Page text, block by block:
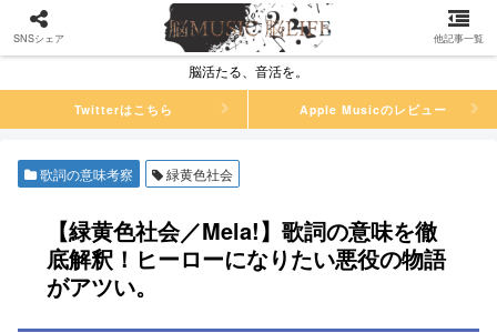
脳活たる、音活を。
Twitterはこちら Apple Musicのレビュー
歌詞の意味考察 緑黄色社会
【緑黄色社会／Mela!】歌詞の意味を徹
底解釈！ヒーローになりたい悪役の物語
がアツい。
SNSシェア 他記事一覧